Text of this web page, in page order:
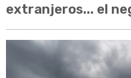
extranjeros... el